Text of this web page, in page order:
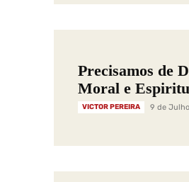
Precisamos de
Moral e
VICTOR PEREIRA 9 de